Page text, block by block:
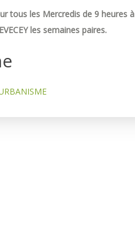
tous les Mercredis de 9 heures
les semaines paires.